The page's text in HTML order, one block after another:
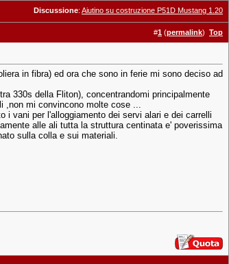
Discussione: Aiutino su costruzione P51D Mustang 1.20
#1 (permalink) Top
in fibra) ed ora che sono in ferie mi sono deciso ad
330s della Fliton), concentrandomi principalmente
,non mi convincono molte cose ...
i vani per l'alloggiamento dei servi alari e dei carrelli
alle ali tutta la struttura centinata e' poverissima
sulla colla e sui materiali.